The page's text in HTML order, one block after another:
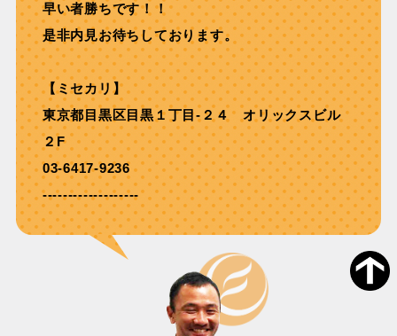
早い者勝ちです！！
是非内見お待ちしております。
【ミセカリ】
東京都目黒区目黒１丁目-２４ オリックスビル
２F
03-6417-9236
-------------------